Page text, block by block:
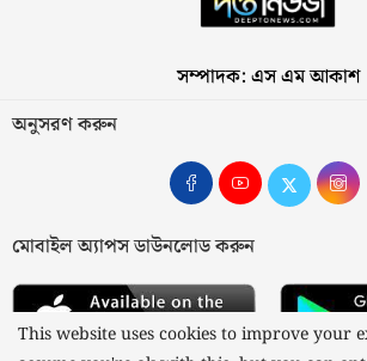
সম্পাদক: এস এম আকাশ
অনুসরণ করুন
মোবাইল অ্যাপস ডাউনলোড করুন
This website uses cookies to improve your